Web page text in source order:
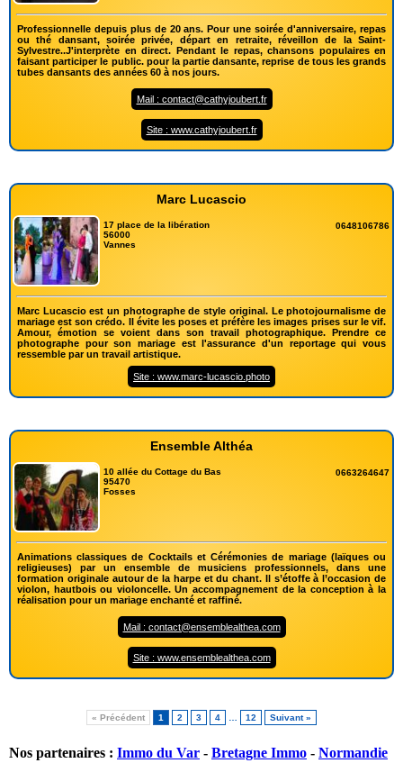
Professionnelle depuis plus de 20 ans. Pour une soirée d'anniversaire, repas
ou thé dansant, soirée privée, départ en retraite, réveillon de la Saint-
Sylvestre..J'interprète en direct. Pendant le repas, chansons populaires en
faisant participer le public. pour la partie dansante, reprise de tous les grands
tubes dansants des années 60 à nos jours.
Mail : contact@cathyjoubert.fr
Site : www.cathyjoubert.fr
Marc Lucascio
17 place de la libération
56000
Vannes
0648106786
Marc Lucascio est un photographe de style original. Le photojournalisme de
mariage est son crédo. Il évite les poses et préfère les images prises sur le vif.
Amour, émotion se voient dans son travail photographique. Prendre ce
photographe pour son mariage est l'assurance d'un reportage qui vous
ressemble par un travail artistique.
Site : www.marc-lucascio.photo
Ensemble Althéa
10 allée du Cottage du Bas
95470
Fosses
0663264647
Animations classiques de Cocktails et Cérémonies de mariage (laïques ou
religieuses) par un ensemble de musiciens professionnels, dans une
formation originale autour de la harpe et du chant. Il s’étoffe à l’occasion de
violon, hautbois ou violoncelle. Un accompagnement de la conception à la
réalisation pour un mariage enchanté et raffiné.
Mail : contact@ensemblealthea.com
Site : www.ensemblealthea.com
« Précédent 1 2 3 4 … 12 Suivant »
Nos partenaires : Immo du Var - Bretagne Immo - Normandie